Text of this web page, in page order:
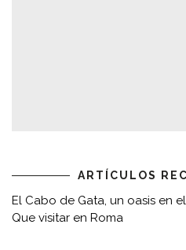
ARTÍCULOS
El Cabo de Gata, un oasis en
Que visitar en Roma